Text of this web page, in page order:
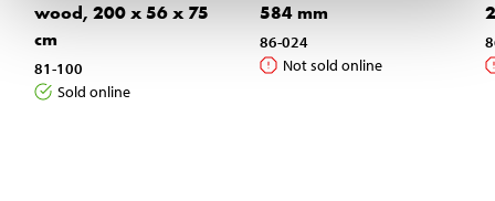
wood, 200 x 56 x 75
cm
81-100
Sold online
584 mm
86-024
Not sold online